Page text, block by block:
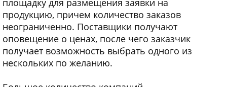
площадку для размещения заявки на
продукцию, причем количество заказов
неограниченно. Поставщики получают
оповещение о ценах, после чего заказчик
получает возможность выбрать одного из
нескольких по желанию.